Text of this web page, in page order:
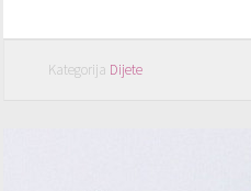
Kategorija Dijete